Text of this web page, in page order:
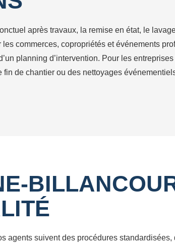
après travaux, la remise en état, le
commerces, copropriétés et événements
planning d’intervention. Pour les
de chantier ou des nettoyages
agents suivent des procédures standardisées,